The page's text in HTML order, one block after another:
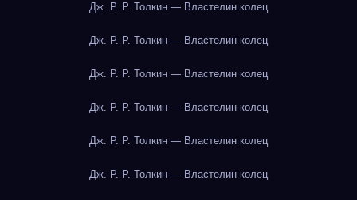
Дж. Р. Р. Толкин — Властелин колец
Дж. Р. Р. Толкин — Властелин колец
Дж. Р. Р. Толкин — Властелин колец
Дж. Р. Р. Толкин — Властелин колец
Дж. Р. Р. Толкин — Властелин колец
Дж. Р. Р. Толкин — Властелин колец